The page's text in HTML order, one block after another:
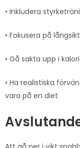
• Inkludera
• Fokusera på
• Gå sakta upp i
• Ha realistiska
vara på en diet